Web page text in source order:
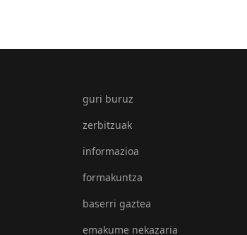
guri buruz
zerbitzuak
informazioa
formakuntza
baserri gaztea
emakume nekazaria